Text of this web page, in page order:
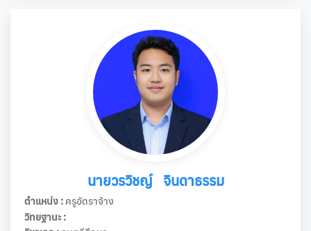
นายวรวิชญ์ จินดาธรรม
ตำแหน่ง : ครูอัตราจ้าง
วิทยฐานะ :